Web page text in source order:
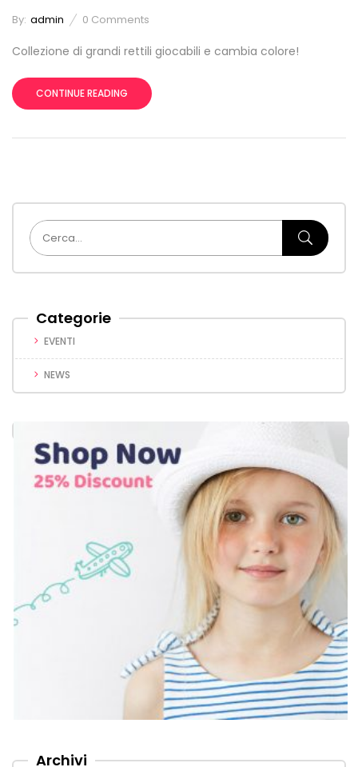
Categorie
EVENTI
NEWS
Archivi
By: admin 0 Comments
Collezione di grandi rettili giocabili e cambia colore!
CONTINUE READING